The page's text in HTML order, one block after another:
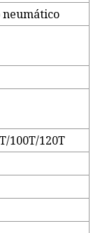
100T/120T